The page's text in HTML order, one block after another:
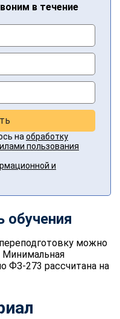
в течение
на обработку
пользования
и
обучения
можно
Минимальная
ФЗ-273 рассчитана на